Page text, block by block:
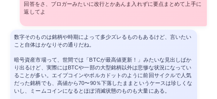
回答をさ、ブロガーみたいに改行とかあんま入れずに要点まとめて上手に
返してよ
数字そのものは銘柄や時期によって多少ズレるものもあるけど、言いたい
こと自体はかなりその通りだね。
暗号資産市場って、世間では「BTCが最高値更新！」みたいな見出しばか
り出るけど、実際にはBTCや一部の大型銘柄以外は悲惨な状況になってい
ることが多い。エイプコインやポルカドットのように前回サイクルで人気
だった銘柄でも、高値から70〜90％下落したままというケースは珍しくな
いし、ミームコインになるとほぼ消滅状態のものも大量にある。